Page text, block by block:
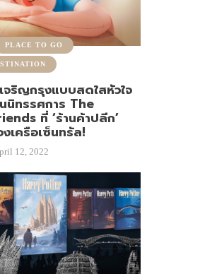
PLACE TO GO
จริญกรุงแบบสดใสหัวใจ
นิทรรศการ The
ที่ ‘ร้านค้าปลีก’
เครือเซ็นทรัล!
12, 2022